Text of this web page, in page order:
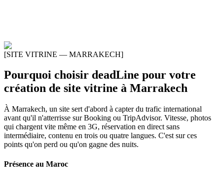
[SITE VITRINE — MARRAKECH]
Pourquoi choisir deadLine pour votre
création de site vitrine à Marrakech
À Marrakech, un site sert d'abord à capter du trafic international
avant qu'il n'atterrisse sur Booking ou TripAdvisor. Vitesse, photos
qui chargent vite même en 3G, réservation en direct sans
intermédiaire, contenu en trois ou quatre langues. C'est sur ces
points qu'on perd ou qu'on gagne des nuits.
Présence au Maroc